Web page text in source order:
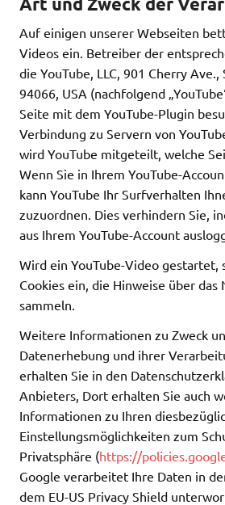
Auf einigen unserer Webseiten
Videos ein. Betreiber der
die YouTube, LLC, 901 Cherry Ave.,
94066, USA (nachfolgend
Seite mit dem YouTube-Plugin
Verbindung zu Servern von
wird YouTube mitgeteilt, welche
Wenn Sie in Ihrem YouTube-
kann YouTube Ihr Surfverhalten
zuzuordnen. Dies verhindern Sie,
aus Ihrem YouTube-Account
Wird ein YouTube-Video
Cookies ein, die Hinweise über
sammeln.
Weitere Informationen zu Zweck
Datenerhebung und ihrer
erhalten Sie in den
Anbieters, Dort erhalten Sie auch
Informationen zu Ihren
Einstellungsmöglichkeiten zum
Privatsphäre (https://
Google verarbeitet Ihre Daten in
dem EU-US Privacy Shield